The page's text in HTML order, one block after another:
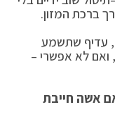
ברכת המזון.
עדיף שתשמע
ואם לא אפשרי –
אשה חייבת